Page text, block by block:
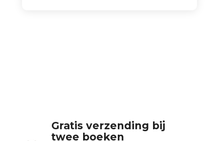
Gratis verzending bij
twee boeken